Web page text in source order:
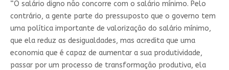
“O salário digno não concorre com o salário mínimo. Pelo
contrário, a gente parte do pressuposto que o governo tem
uma política importante de valorização do salário mínimo,
que ela reduz as desigualdades, mas acredita que uma
economia que é capaz de aumentar a sua produtividade,
passar por um processo de transformação produtiva, ela